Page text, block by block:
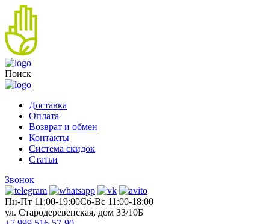
Поиск
Доставка
Оплата
Возврат и обмен
Контакты
Система скидок
Статьи
Звонок
Пн-Пт 11:00-19:00Cб-Вс 11:00-18:00
ул. Стародеревенская, дом 33/10Б